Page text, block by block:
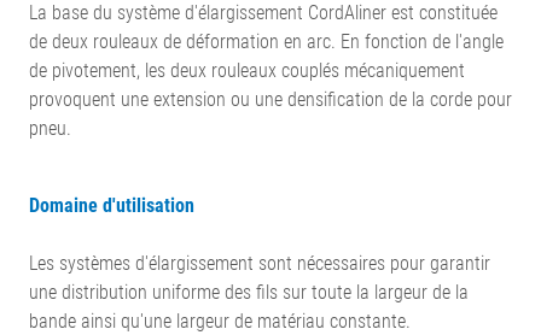
La base du système d'élargissement CordAliner est constituée
de deux rouleaux de déformation en arc. En fonction de l'angle
de pivotement, les deux rouleaux couplés mécaniquement
provoquent une extension ou une densification de la corde pour
pneu.
Domaine d'utilisation
Les systèmes d'élargissement sont nécessaires pour garantir
une distribution uniforme des fils sur toute la largeur de la
bande ainsi qu'une largeur de matériau constante.